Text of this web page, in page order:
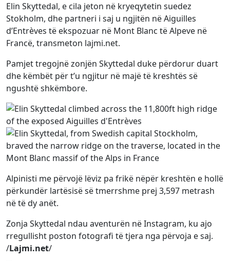
Elin Skyttedal, e cila jeton në kryeqytetin suedez
Stokholm, dhe partneri i saj u ngjitën në Aiguilles
d’Entrèves të ekspozuar në Mont Blanc të Alpeve në
Francë, transmeton lajmi.net.
Pamjet tregojnë zonjën Skyttedal duke përdorur duart
dhe këmbët për t’u ngjitur në majë të kreshtës së
ngushtë shkëmbore.
Alpinisti me përvojë lëviz pa frikë nëpër kreshtën e hollë
përkundër lartësisë së tmerrshme prej 3,597 metrash
në të dy anët.
Zonja Skyttedal ndau aventurën në Instagram, ku ajo
rregullisht poston fotografi të tjera nga përvoja e saj.
/Lajmi.net/